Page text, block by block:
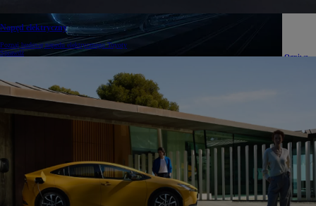
Ogniwa
Podróż
po Europie Toyotą Mirai
Śledź trasę wyprawy Arkadego Fiedlera
Napęd elektryczny
Poznaj budowę napedu elektrycznego Toyoty
Sprawdź